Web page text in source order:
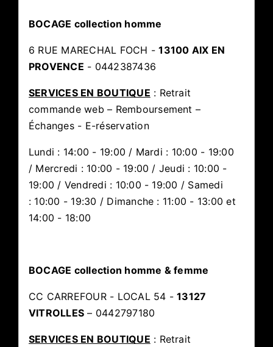
BOCAGE collection homme
6 RUE MARECHAL FOCH -13100 AIX EN
PROVENCE - 0442387436
SERVICES EN BOUTIQUE : Retrait
commande web – Remboursement –
Échanges - E-réservation
Lundi : 14:00 - 19:00 / Mardi : 10:00 - 19:00
/ Mercredi : 10:00 - 19:00 / Jeudi : 10:00 -
19:00 / Vendredi : 10:00 - 19:00 / Samedi
: 10:00 - 19:30 / Dimanche : 11:00 - 13:00 et
14:00 - 18:00
BOCAGE collection homme & femme
CC CARREFOUR - LOCAL 54 -13127
VITROLLES – 0442797180
SERVICES EN BOUTIQUE : Retrait